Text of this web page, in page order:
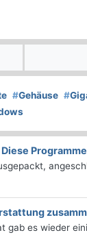
#Gehäuse #
gab es wieder